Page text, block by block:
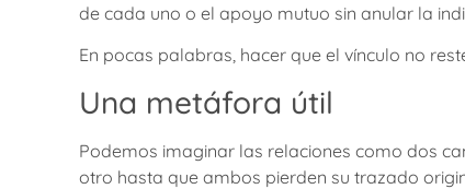
de cada uno o el apoyo mutuo sin anular la
En pocas palabras, hacer que el vínculo no
Una metáfora útil
Podemos imaginar las relaciones como dos
otro hasta que ambos pierden su trazado